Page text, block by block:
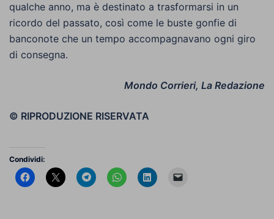
qualche anno, ma è destinato a trasformarsi in un
ricordo del passato, così come le buste gonfie di
banconote che un tempo accompagnavano ogni giro
di consegna.
Mondo Corrieri, La Redazione
© RIPRODUZIONE RISERVATA
Condividi: